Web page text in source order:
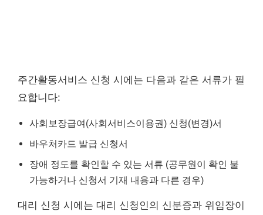
주간활동서비스 신청 시에는 다음과 같은 서류가 필
요합니다:
사회보장급여(사회서비스이용권) 신청(변경)서
바우처카드 발급 신청서
장애 정도를 확인할 수 있는 서류 (공무원이 확인 불
가능하거나 신청서 기재 내용과 다른 경우)
대리 신청 시에는 대리 신청인의 신분증과 위임장이